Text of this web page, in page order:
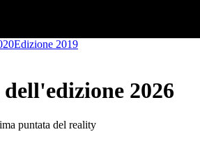
Edizione 2019
2026
puntata del reality